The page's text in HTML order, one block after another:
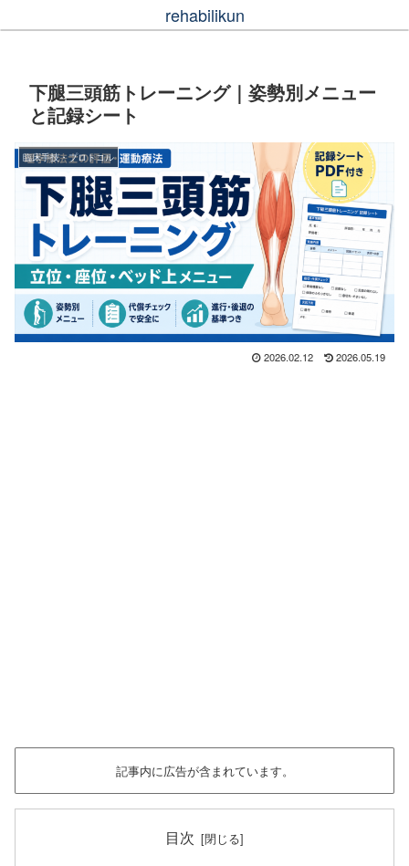
rehabilikun
下腿三頭筋トレーニング｜姿勢別メニュー
と記録シート
臨床手技・プロトコル
2026.02.12 2026.05.19
記事内に広告が含まれています。
目次